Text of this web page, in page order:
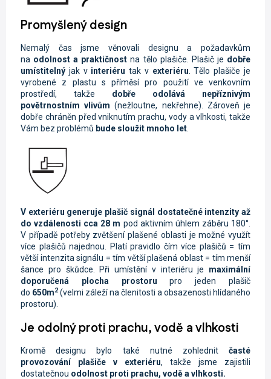
Promyšlený design
Nemalý čas jsme věnovali designu a požadavkům
na odolnost a praktičnost na tělo plašiče. Plašič je dobře
umístitelný jak v interiéru tak v exteriéru . Tělo plašiče je
vyrobené z plastu s příměsí pro použití ve venkovním
prostředí, takže dobře odolává nepříznivým
povětrnostním vlivům (nežloutne, nekřehne). Zároveň je
dobře chráněn před vniknutím prachu, vody a vlhkosti, takže
Vám bez problémů bude sloužit mnoho let
V exteriéru generuje plašič signál dostatečné intenzity až
do vzdálenosti cca 28 m pod aktivním úhlem záběru 180°.
V případě potřeby zvětšení plašené oblasti je možné využít
více plašičů najednou. Platí pravidlo čím více plašičů = tím
větší intenzita signálu = tím větší plašená oblast = tím menší
šance pro škůdce. Při umístění v interiéru je maximální
doporučená plocha prostoru pro jeden plašič
do 650m2 (velmi záleží na členitosti a obsazenosti hlídaného
prostoru).
Je odolný proti prachu, vodě a vlhkosti
Kromě designu bylo také nutné zohlednit časté
provozování plašiče v exteriéru, takže jsme zajistili
dostatečnou odolnost proti prachu, vodě a vlhkosti.